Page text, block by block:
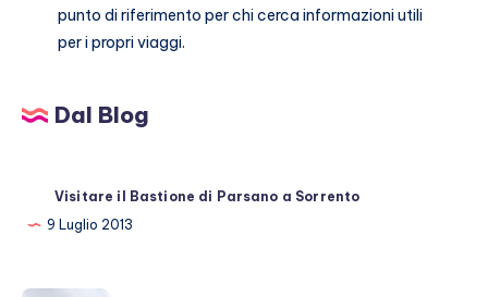
punto di riferimento per chi cerca informazioni utili
per i propri viaggi.
Dal Blog
Visitare il Bastione di Parsano a Sorrento
9 Luglio 2013